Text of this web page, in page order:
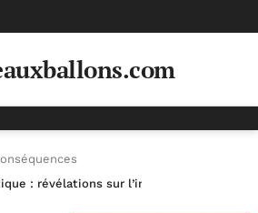
: révélations sur l’impact du